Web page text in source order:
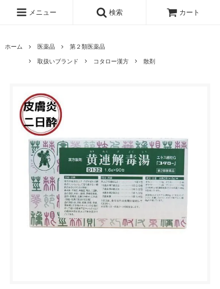
メニュー 検索 カート
ホーム 医薬品
第２類医薬品
取扱いブランド
コタロー漢方 散剤